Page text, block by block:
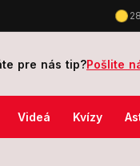
do vojny proti
pre nás tip?Pošlite
Videá Kvízy